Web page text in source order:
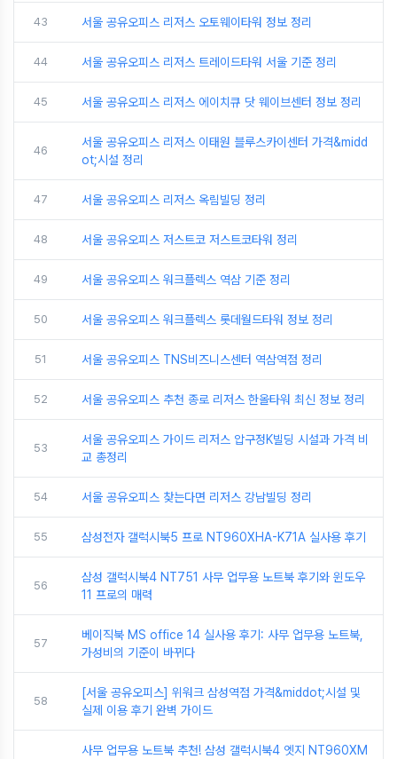
43 서울 공유오피스 리저스 오토웨이타워 정보 정리
44 서울 공유오피스 리저스 트레이드타워 서울 기준 정리
45 서울 공유오피스 리저스 에이치큐 닷 웨이브센터 정보 정리
46
서울 공유오피스 리저스 이태원 블루스카이센터 가격&midd
ot;시설 정리
47 서울 공유오피스 리저스 옥림빌딩 정리
48 서울 공유오피스 저스트코 저스트코타워 정리
49 서울 공유오피스 워크플렉스 역삼 기준 정리
50 서울 공유오피스 워크플렉스 롯데월드타워 정보 정리
51 서울 공유오피스 TNS비즈니스센터 역삼역점 정리
52 서울 공유오피스 추천 종로 리저스 한올타워 최신 정보 정리
53
서울 공유오피스 가이드 리저스 압구정K빌딩 시설과 가격 비
교 총정리
54 서울 공유오피스 찾는다면 리저스 강남빌딩 정리
55 삼성전자 갤럭시북5 프로 NT960XHA-K71A 실사용 후기
56
삼성 갤럭시북4 NT751 사무 업무용 노트북 후기와 윈도우
11 프로의 매력
57
베이직북 MS office 14 실사용 후기: 사무 업무용 노트북,
가성비의 기준이 바뀌다
58
[서울 공유오피스] 위워크 삼성역점 가격&middot;시설 및
실제 이용 후기 완벽 가이드
사무 업무용 노트북 추천! 삼성 갤럭시북4 엣지 NT960XM